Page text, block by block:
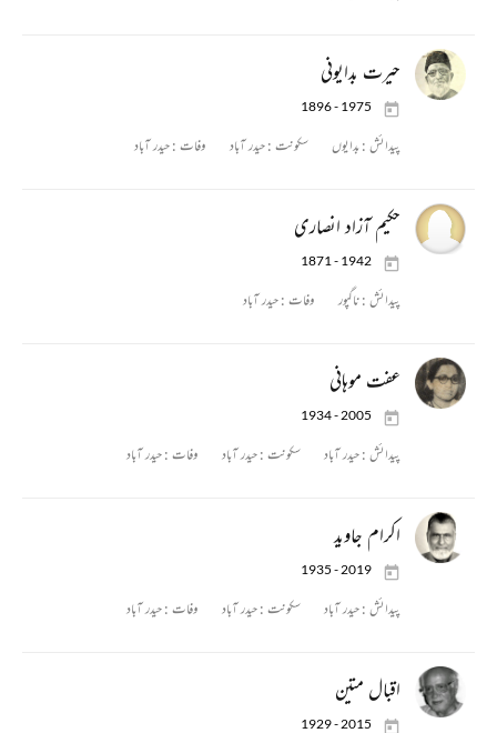
حیرت بدایونی
1896 - 1975
پیدائش : بدایوں سکونت :حیدر آباد وفات :حیدر آباد
حکیم آزاد انصاری
1871 - 1942
پیدائش :ناگپور وفات :حیدر آباد
عفت موہانی
1934 - 2005
پیدائش :حیدر آباد سکونت :حیدر آباد وفات :حیدر آباد
اکرام جاوید
1935 - 2019
پیدائش :حیدر آباد سکونت :حیدر آباد وفات :حیدر آباد
اقبال متین
1929 - 2015